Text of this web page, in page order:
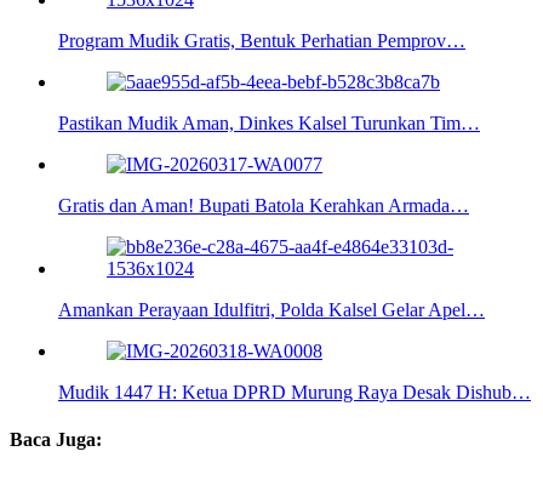
Program Mudik Gratis, Bentuk Perhatian Pemprov…
Pastikan Mudik Aman, Dinkes Kalsel Turunkan Tim…
Gratis dan Aman! Bupati Batola Kerahkan Armada…
Amankan Perayaan Idulfitri, Polda Kalsel Gelar Apel…
Mudik 1447 H: Ketua DPRD Murung Raya Desak Dishub…
Baca Juga: